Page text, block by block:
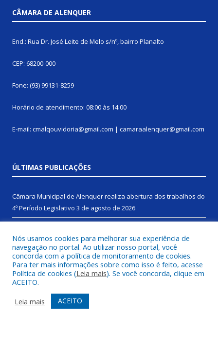
CÂMARA DE ALENQUER
End.: Rua Dr. José Leite de Melo s/nº, bairro Planalto
CEP: 68200-000
Fone: (93) 99131-8259
Horário de atendimento: 08:00 às 14:00
E-mail: cmalqouvidoria@gmail.com | camaraalenquer@gmail.com
ÚLTIMAS PUBLICAÇÕES
Câmara Municipal de Alenquer realiza abertura dos trabalhos do
4º Período Legislativo 3 de agosto de 2026
capacitação promovida pelo TCM/PA em Santarém25 de junho
de 2026
Câmara Municipal de Alenquer recebe visita da Imagem de Santo
Antônio durante Sessão Ordinária.
Nós usamos cookies para melhorar sua experiência de
navegação no portal. Ao utilizar nosso portal, você
concorda com a política de monitoramento de cookies.
Para ter mais informações sobre como isso é feito, acesse
Política de cookies (Leia mais). Se você concorda, clique em
ACEITO.
Leia mais
ACEITO